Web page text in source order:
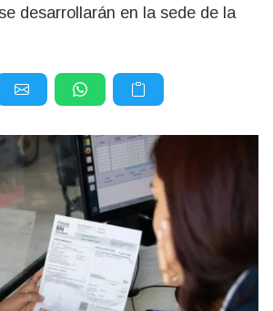
desarrollarán en la sede de la